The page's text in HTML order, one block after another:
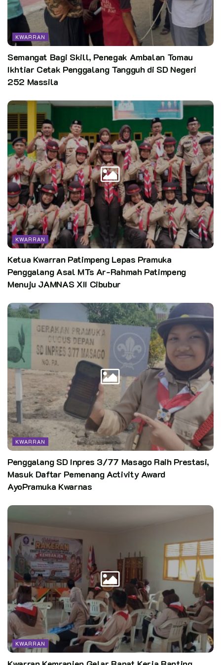
KWARRAN
Semangat Bagi Skill, Penegak Ambalan Tomau
Ikhtiar Cetak Penggalang Tangguh di SD Negeri
252 Massila
KWARRAN
Ketua Kwarran Patimpeng Lepas Pramuka
Penggalang Asal MTs Ar-Rahmah Patimpeng
Menuju JAMNAS XII Cibubur
KWARRAN
Penggalang SD Inpres 3/77 Masago Raih Prestasi,
Masuk Daftar Pemenang Activity Award
AyoPramuka Kwarnas
KWARRAN